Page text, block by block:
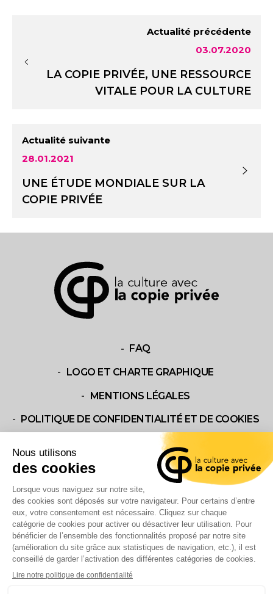
Actualité précédente
03.07.2020
LA COPIE PRIVÉE, UNE RESSOURCE
VITALE POUR LA CULTURE
Actualité suivante
28.01.2021
UNE ÉTUDE MONDIALE SUR LA
COPIE PRIVÉE
FAQ
LOGO ET CHARTE GRAPHIQUE
MENTIONS LÉGALES
POLITIQUE DE CONFIDENTIALITÉ ET DE COOKIES
NOUS CONTACTER
CONTACT US
QU’EST-CE QUE LA COPIE PRIVÉE?
FONCTIONNEMENT